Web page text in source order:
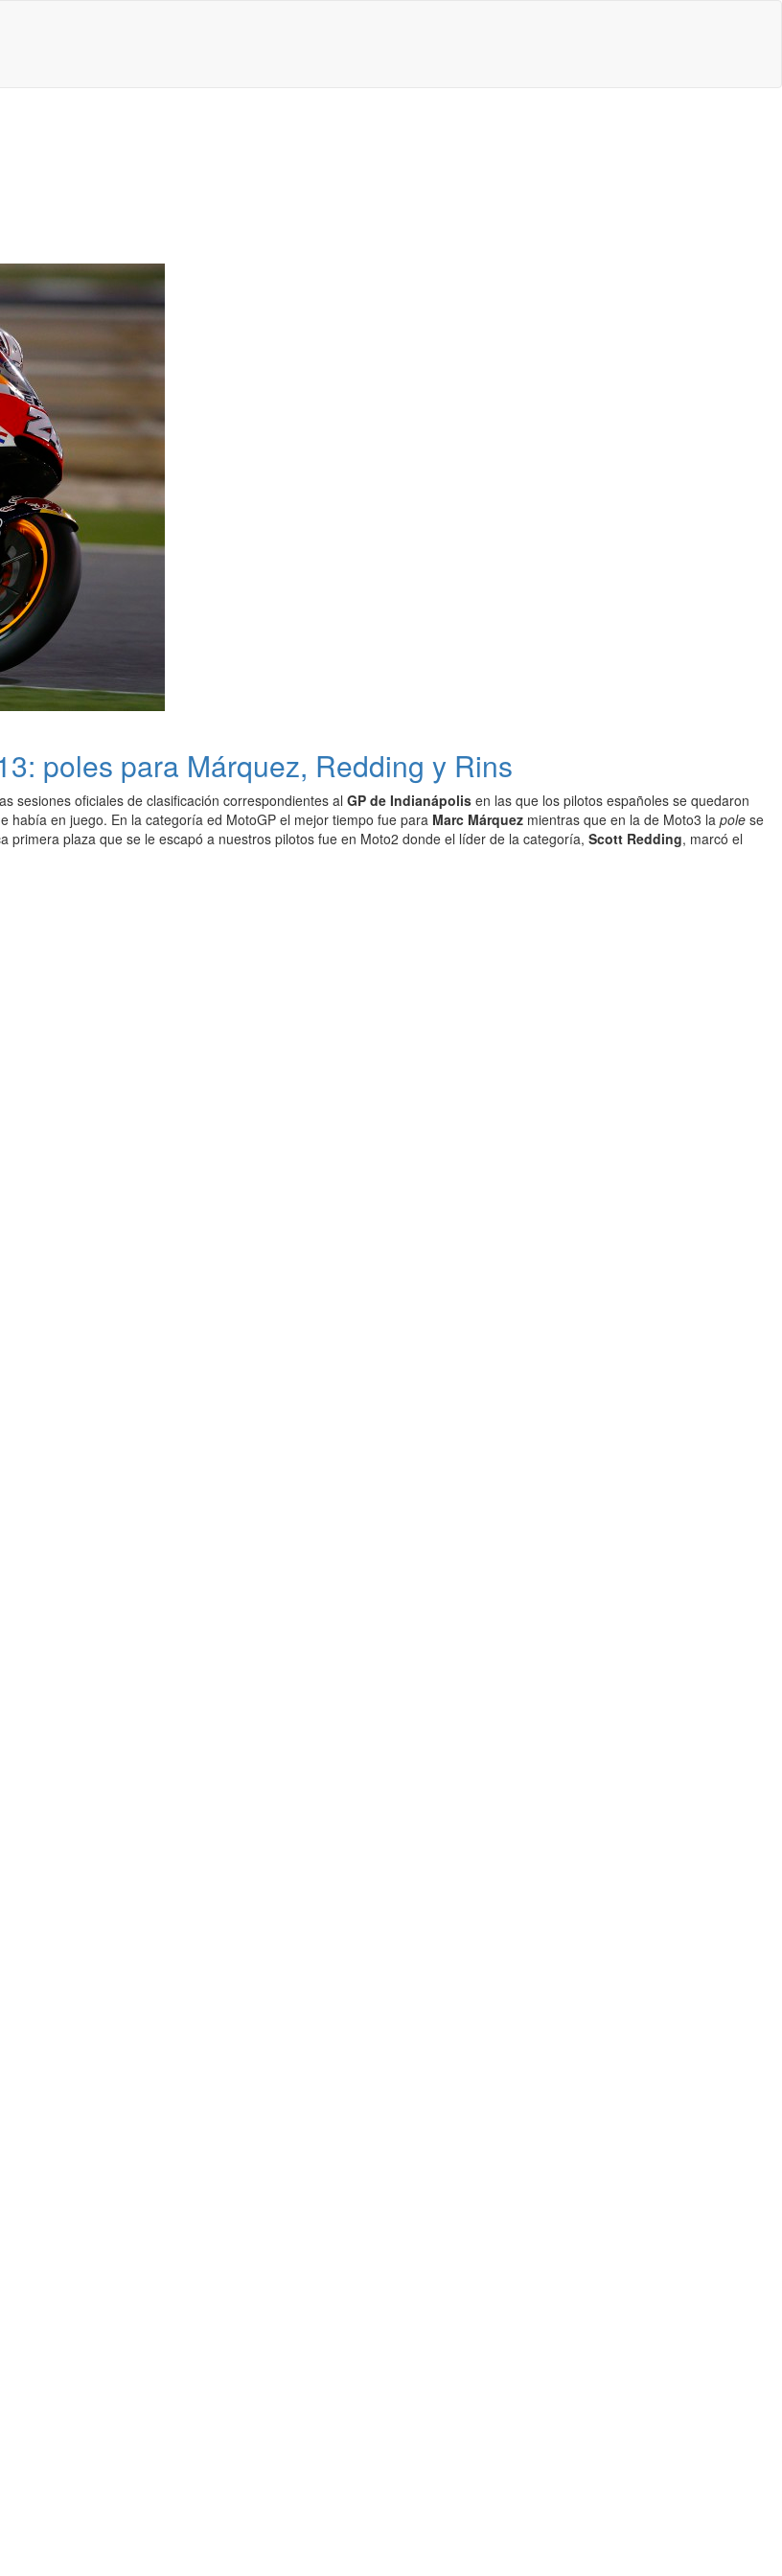
poles para Márquez, Redding y Rins
sesiones oficiales de clasificación correspondientes al GP de Indianápolis en las que los pilotos españoles se quedaron
había en juego. En la categoría ed MotoGP el mejor tiempo fue para Marc Márquez mientras que en la de Moto3 la pole se
primera plaza que se le escapó a nuestros pilotos fue en Moto2 donde el líder de la categoría, Scott Redding, marcó el